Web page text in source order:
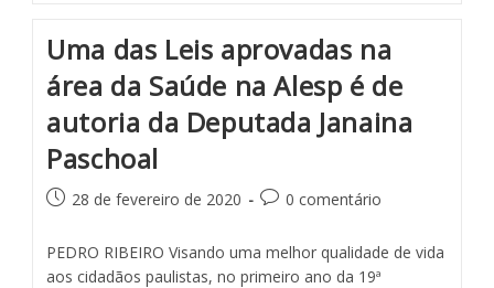
Uma das Leis aprovadas na
área da Saúde na Alesp é de
autoria da Deputada Janaina
Paschoal
28 de fevereiro de 2020 0 comentário
PEDRO RIBEIRO Visando uma melhor qualidade de vida
aos cidadãos paulistas, no primeiro ano da 19ª